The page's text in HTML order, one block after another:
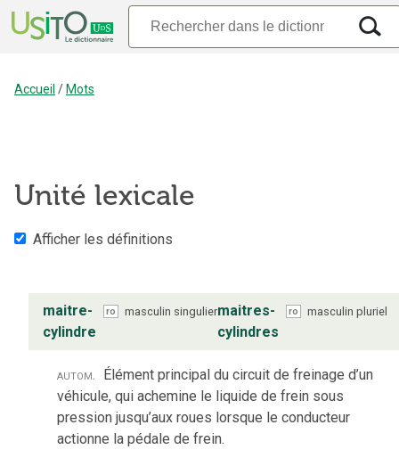
Accueil / Mots
Unité lexicale
Afficher les définitions
maitre-
cylindre
ro masculin singuliermaitres-
cylindres
ro masculin pluriel
autom. Élément principal du circuit de freinage d’un
véhicule, qui achemine le liquide de frein sous
pression jusqu’aux roues lorsque le conducteur
actionne la pédale de frein.